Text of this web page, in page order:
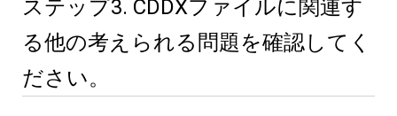
ステップ3. CDDXファイルに関連す
る他の考えられる問題を確認してく
ださい。